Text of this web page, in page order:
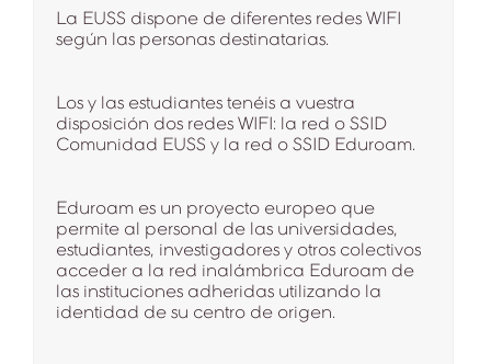
La EUSS dispone de diferentes redes WIFI
según las personas destinatarias.
Los y las estudiantes tenéis a vuestra
disposición dos redes WIFI: la red o SSID
Comunidad EUSS y la red o SSID Eduroam.
Eduroam es un proyecto europeo que
permite al personal de las universidades,
estudiantes, investigadores y otros colectivos
acceder a la red inalámbrica Eduroam de
las instituciones adheridas utilizando la
identidad de su centro de origen.